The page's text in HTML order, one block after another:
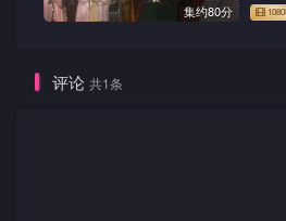
集约80分
评论 共1条